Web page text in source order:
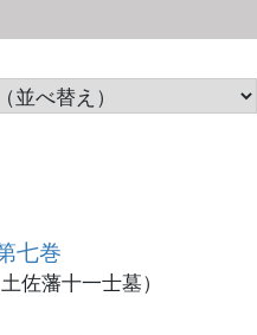
七巻
土佐藩十一士墓）